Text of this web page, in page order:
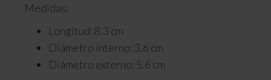
Medidas:
Longitud: 8.3 cm
Diámetro interno: 3.6 cm
Diámetro externo: 5.6 cm